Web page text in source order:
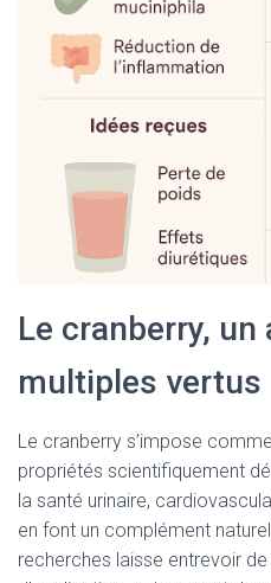
Le cranberry,
multiples vertus
Le cranberry s’impose
propriétés scientifiquement
la santé urinaire,
en font un complément
recherches laisse entrevoir